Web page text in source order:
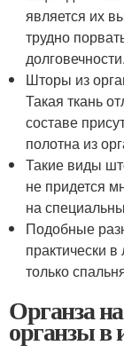
является их
трудно
долговечности.
Шторы из
Такая ткань
составе
полотна из
Такие виды
не придется
на
Подобные
практически
только
Органза
органзы в